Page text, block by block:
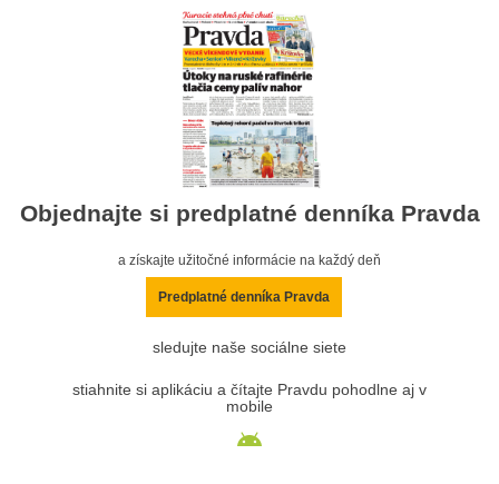
Objednajte si predplatné denníka Pravda
a získajte užitočné informácie na každý deň
Predplatné denníka Pravda
sledujte naše sociálne siete
stiahnite si aplikáciu a čítajte Pravdu pohodlne aj v
mobile